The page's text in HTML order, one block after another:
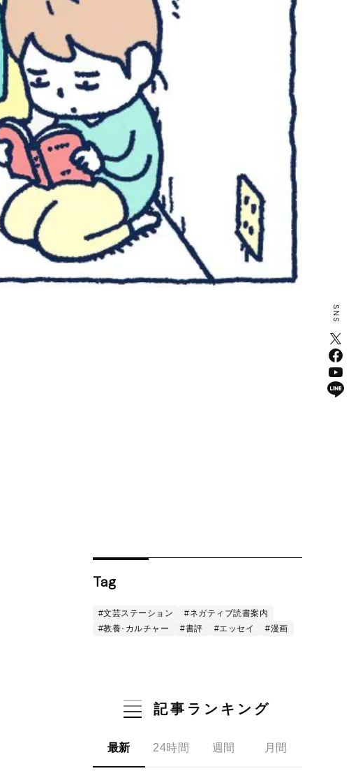
Tag
#文芸ステーション
#ネガティブ読書案内
#教養･カルチャー
#書評 #エッセイ #漫画
記事ランキング
最新 24時間 週間 月間